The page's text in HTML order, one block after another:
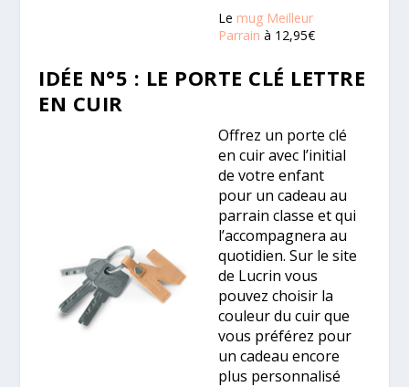
Le mug Meilleur
Parrain à 12,95€
IDÉE N°5 : LE PORTE CLÉ LETTRE
EN CUIR
Offrez un porte clé
en cuir avec l’initial
de votre enfant
pour un cadeau au
parrain classe et qui
l’accompagnera au
quotidien. Sur le site
de Lucrin vous
pouvez choisir la
couleur du cuir que
vous préférez pour
un cadeau encore
plus personnalisé